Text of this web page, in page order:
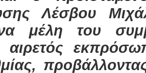
Λέσβου
μέλη του
αιρετός